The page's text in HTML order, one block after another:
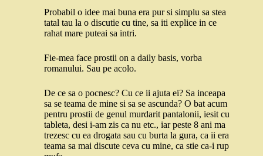
Probabil o idee mai buna era pur si simplu sa stea
tatal tau la o discutie cu tine, sa iti explice in ce
rahat mare puteai sa intri.
Fie-mea face prostii on a daily basis, vorba
romanului. Sau pe acolo.
De ce sa o pocnesc? Cu ce ii ajuta ei? Sa inceapa
sa se teama de mine si sa se ascunda? O bat acum
pentru prostii de genul murdarit pantalonii, iesit cu
tableta, desi i-am zis ca nu etc., iar peste 8 ani ma
trezesc cu ea drogata sau cu burta la gura, ca ii era
teama sa mai discute ceva cu mine, ca stie ca-i rup